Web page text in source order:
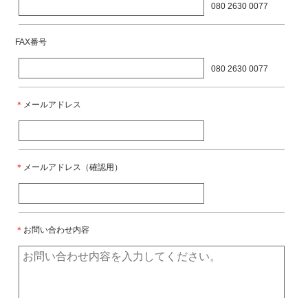
080 2630 0077
FAX番号
080 2630 0077
＊ メールアドレス
＊ メールアドレス（確認用）
＊ お問い合わせ内容